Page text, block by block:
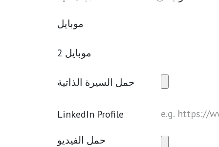
موبايل
موبايل 2
حمل السيرة الذاتية
LinkedIn Profile
حمل الفيديو